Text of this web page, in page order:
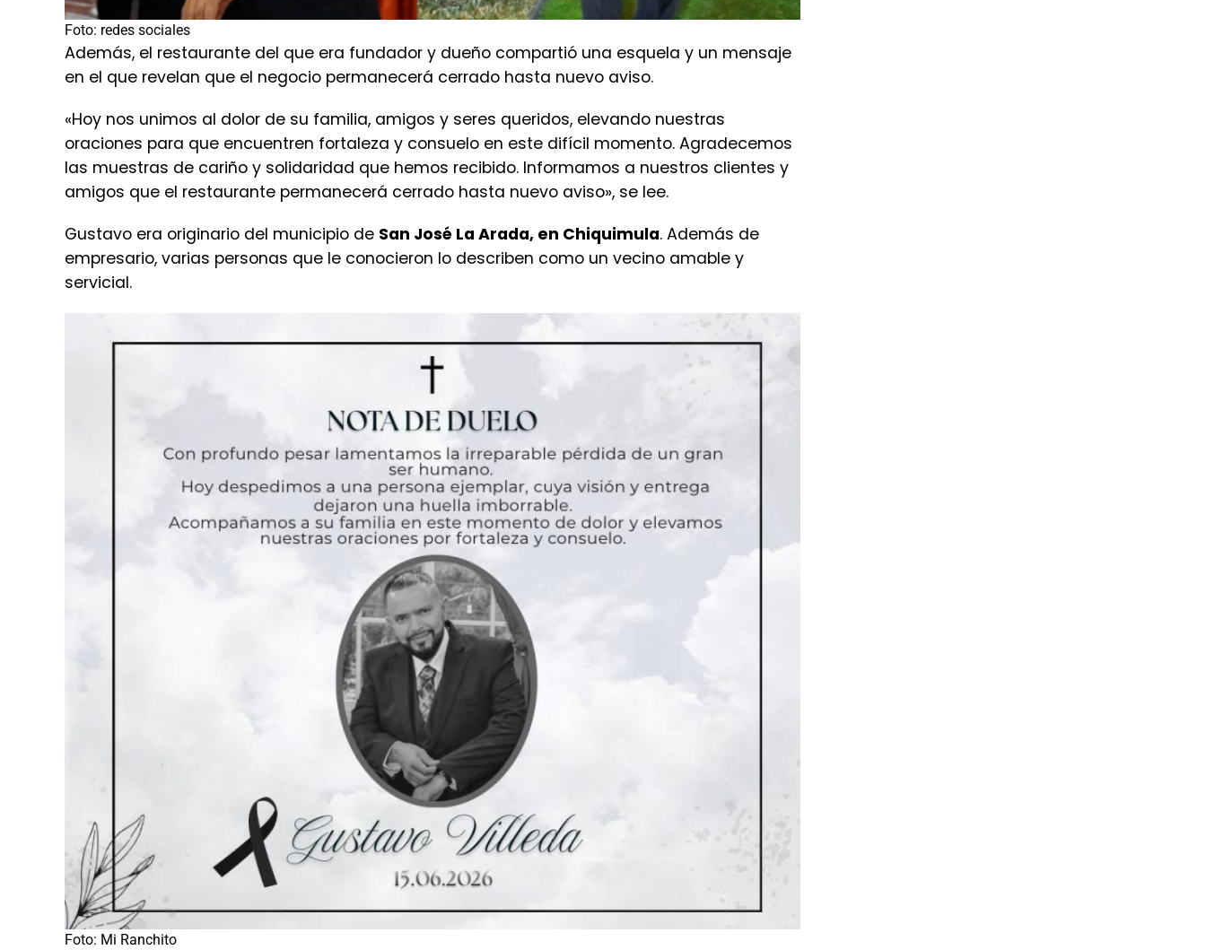
Foto: redes sociales
Además, el restaurante del que era fundador y dueño compartió una esquela y un mensaje
en el que revelan que el negocio permanecerá cerrado hasta nuevo aviso.
«Hoy nos unimos al dolor de su familia, amigos y seres queridos, elevando nuestras
oraciones para que encuentren fortaleza y consuelo en este difícil momento. Agradecemos
las muestras de cariño y solidaridad que hemos recibido. Informamos a nuestros clientes y
amigos que el restaurante permanecerá cerrado hasta nuevo aviso», se lee.
Gustavo era originario del municipio de San José La Arada, en Chiquimula. Además de
empresario, varias personas que le conocieron lo describen como un vecino amable y
servicial.
Foto: Mi Ranchito